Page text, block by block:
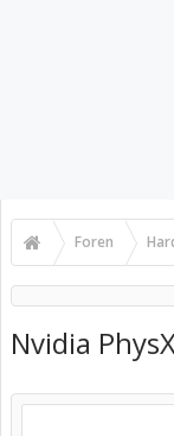
Foren
Nvidia